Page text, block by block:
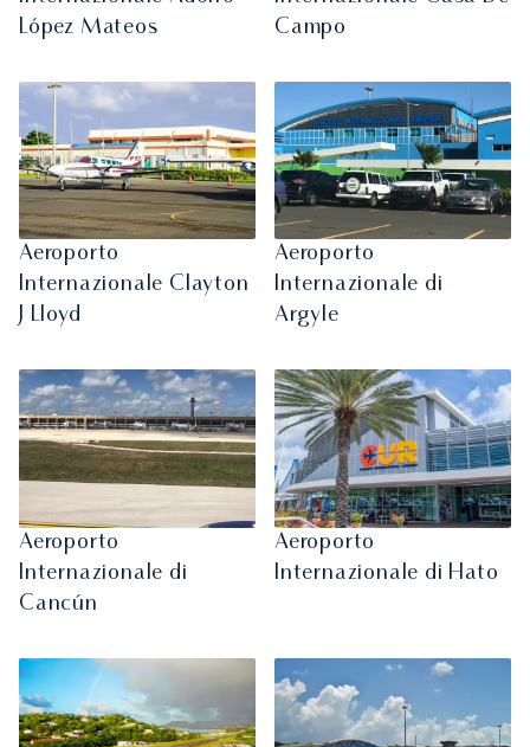
López Mateos
Campo
Aeroporto
Internazionale Clayton
J Lloyd
Aeroporto
Internazionale di
Argyle
Aeroporto
Internazionale di
Cancún
Aeroporto
Internazionale di Hato